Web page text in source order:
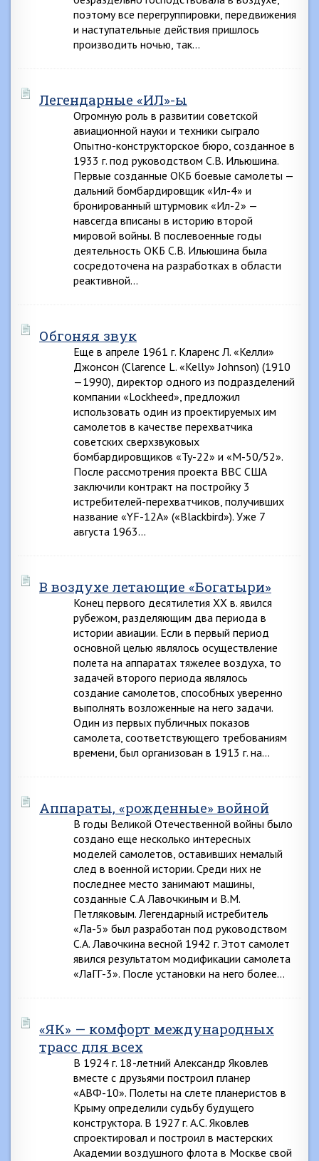
поэтому все перегруппировки, передвижения
и наступательные действия пришлось
производить ночью, так…
Легендарные «ИЛ»-ы
Огромную роль в развитии советской
авиационной науки и техники сыграло
Опытно-конструкторское бюро, созданное в
1933 г. под руководством С.В. Ильюшина.
Первые созданные ОКБ боевые самолеты —
дальний бомбардировщик «Ил-4» и
бронированный штурмовик «Ил-2» —
навсегда вписаны в историю второй
мировой войны. В послевоенные годы
деятельность ОКБ С.В. Ильюшина была
сосредоточена на разработках в области
реактивной…
Обгоняя звук
Еще в апреле 1961 г. Кларенс Л. «Келли»
Джонсон (Clarence L. «Kelly» Johnson) (1910
—1990), директор одного из подразделений
компании «Lockheed», предложил
использовать один из проектируемых им
самолетов в качестве перехватчика
советских сверхзвуковых
бомбардировщиков «Ту-22» и «М-50/52».
После рассмотрения проекта ВВС США
заключили контракт на постройку 3
истребителей-перехватчиков, получивших
название «YF-12A» («Blackbird»). Уже 7
августа 1963…
В воздухе летающие «Богатыри»
Конец первого десятилетия XX в. явился
рубежом, разделяющим два периода в
истории авиации. Если в первый период
основной целью являлось осуществление
полета на аппаратах тяжелее воздуха, то
задачей второго периода являлось
создание самолетов, способных уверенно
выполнять возложенные на него задачи.
Один из первых публичных показов
самолета, соответствующего требованиям
времени, был организован в 1913 г. на…
Аппараты, «рожденные» войной
В годы Великой Отечественной войны было
создано еще несколько интересных
моделей самолетов, оставивших немалый
след в военной истории. Среди них не
последнее место занимают машины,
созданные С.А Лавочкиным и В.М.
Петляковым. Легендарный истребитель
«Ла-5» был разработан под руководством
С.А. Лавочкина весной 1942 г. Этот самолет
явился результатом модификации самолета
«ЛаГГ-3». После установки на него более…
«ЯК» — комфорт международных
трасс для всех
В 1924 г. 18-летний Александр Яковлев
вместе с друзьями построил планер
«АВФ-10». Полеты на слете планеристов в
Крыму определили судьбу будущего
конструктора. В 1927 г. А.С. Яковлев
спроектировал и построил в мастерских
Академии воздушного флота в Москве свой